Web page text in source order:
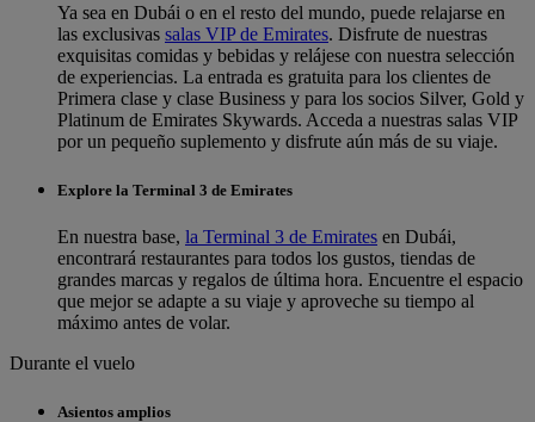
Ya sea en Dubái o en el resto del mundo, puede relajarse en
las exclusivas salas VIP de Emirates. Disfrute de nuestras
exquisitas comidas y bebidas y relájese con nuestra selección
de experiencias. La entrada es gratuita para los clientes de
Primera clase y clase Business y para los socios Silver, Gold y
Platinum de Emirates Skywards. Acceda a nuestras salas VIP
por un pequeño suplemento y disfrute aún más de su viaje.
Explore la Terminal 3 de Emirates
En nuestra base, la Terminal 3 de Emirates en Dubái,
encontrará restaurantes para todos los gustos, tiendas de
grandes marcas y regalos de última hora. Encuentre el espacio
que mejor se adapte a su viaje y aproveche su tiempo al
máximo antes de volar.
Durante el vuelo
Asientos amplios